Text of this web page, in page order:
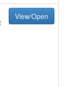
View/Open